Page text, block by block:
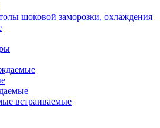
шоковой заморозки, охлаждения
встраиваемые